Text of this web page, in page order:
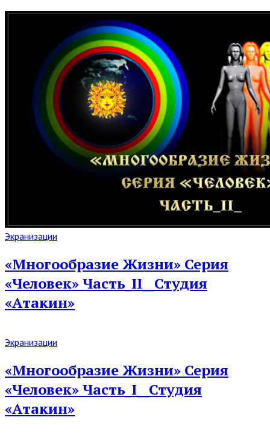
Read
Post
Экранизации
«Многообразие Жизни» Серия
«Человек» Часть_II__Студия
«Атакин»
Read
Post
Экранизации
«Многообразие Жизни» Серия
«Человек» Часть_I__Студия
«Атакин»